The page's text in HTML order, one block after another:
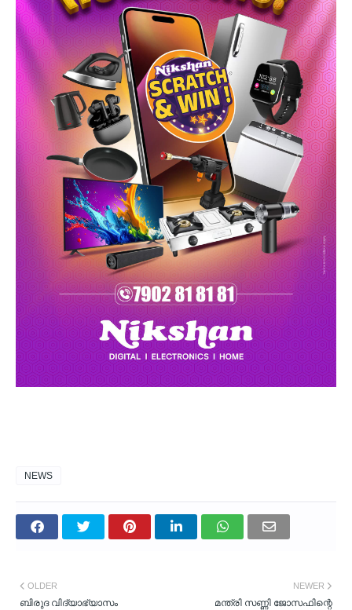
NEWS
NEWER
മന്ത്രി സണ്ണി ജോസഫിന്റെ
OLDER
ബിരുദ വിദ്യാഭ്യാസം